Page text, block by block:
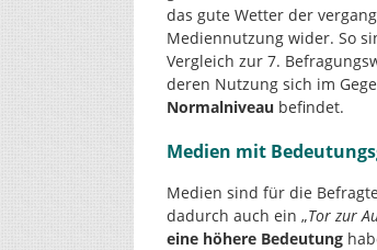
das gute Wetter der
Mediennutzung wider. So
Vergleich zur 7.
deren Nutzung sich im
Normalniveau befindet.
Medien mit
Medien sind für die
dadurch auch ein „Tor zur
eine höhere Bedeutung